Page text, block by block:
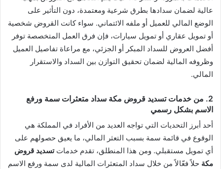
عالية لضمان سدادها بطرق شرعية ومعتمدة، دون التأثير على
الوضع المالي للعميل أو ملفه الائتماني. سواء كانت القروض شخصية
أو تمويل عقاري أو تمويل سيارات، فإن فرق العمل المتخصصة توفر
أفضل العروض للسداد المبكر أو الجزئي، مع مراعاة تفاصيل العميل
وظروفه المالية لضمان تحقيق التوازن بين السداد والاستقرار
المالي.
2. من خدمات تسديد قروض مكة سداد متعثرات سمة ورفع
الاسم بشكل رسمي
أحد أبرز التحديات التي تواجه العديد من الأفراد في المملكة هي
الوقوع في قائمة سمة بسبب التعثر المالي، ما يعيق حصولهم على
أي تمويل مستقبلي. ومن هذا المنطلق، تقدم خدماتتسديد قروض
مكة حلاً فعّالاً من خلال سداد المتعثرات المالية لدى سمة ورفع الاسم